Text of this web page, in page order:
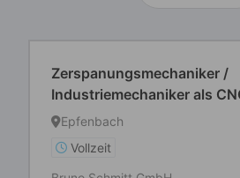
Zerspanungsmechaniker /
Industriemechaniker als
Dreher (m/w/d)
Epfenbach
Vollzeit